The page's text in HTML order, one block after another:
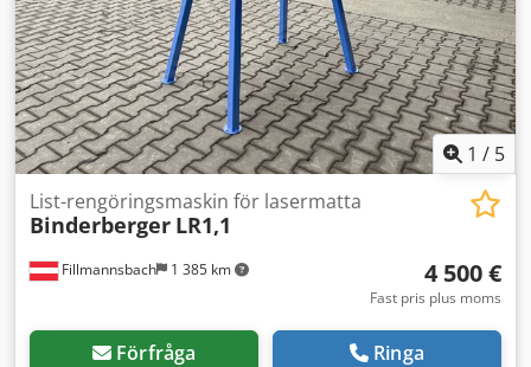
1 / 5
Fillmannsbach 1 385 km
List-rengöringsmaskin för lasermatta
Binderberger LR1,1
4 500 €
Fast pris plus moms
Förfråga Ringa